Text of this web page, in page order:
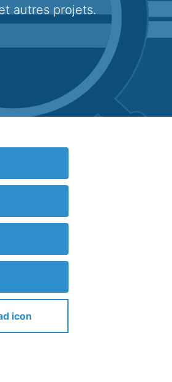
autres projets.
icon